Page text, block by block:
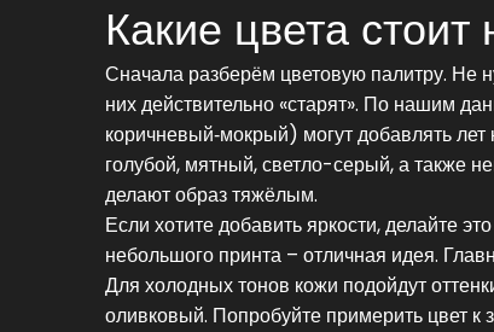
Какие цвета
Сначала разберём цветовую палитру. Не
них действительно «старят». По нашим
коричневый‑мокрый) могут добавлять
голубой, мятный, светло-серый, а также
делают образ тяжёлым.
Если хотите добавить яркости, делайте
небольшого принта – отличная идея.
Для холодных тонов кожи подойдут
оливковый. Попробуйте примерить цвет к